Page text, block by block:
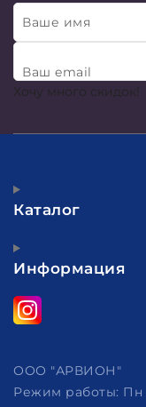
Ваше имя
Ваш email
Хочу много скидок!
Каталог
Информация
ООО "АРВИОН"
Режим работы: Пн